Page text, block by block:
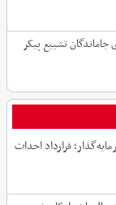
تشییع پیکر
قرارداد احداث